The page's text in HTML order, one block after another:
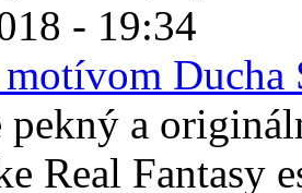
- 19:34
motívom
pekný a
Real Fantasy